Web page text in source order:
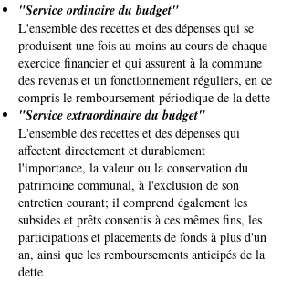
"Service ordinaire du budget"
L'ensemble des recettes et des dépenses qui se
produisent une fois au moins au cours de chaque
exercice financier et qui assurent à la commune
des revenus et un fonctionnement réguliers, en ce
compris le remboursement périodique de la dette
"Service extraordinaire du budget"
L'ensemble des recettes et des dépenses qui
affectent directement et durablement
l'importance, la valeur ou la conservation du
patrimoine communal, à l'exclusion de son
entretien courant; il comprend également les
subsides et prêts consentis à ces mêmes fins, les
participations et placements de fonds à plus d'un
an, ainsi que les remboursements anticipés de la
dette